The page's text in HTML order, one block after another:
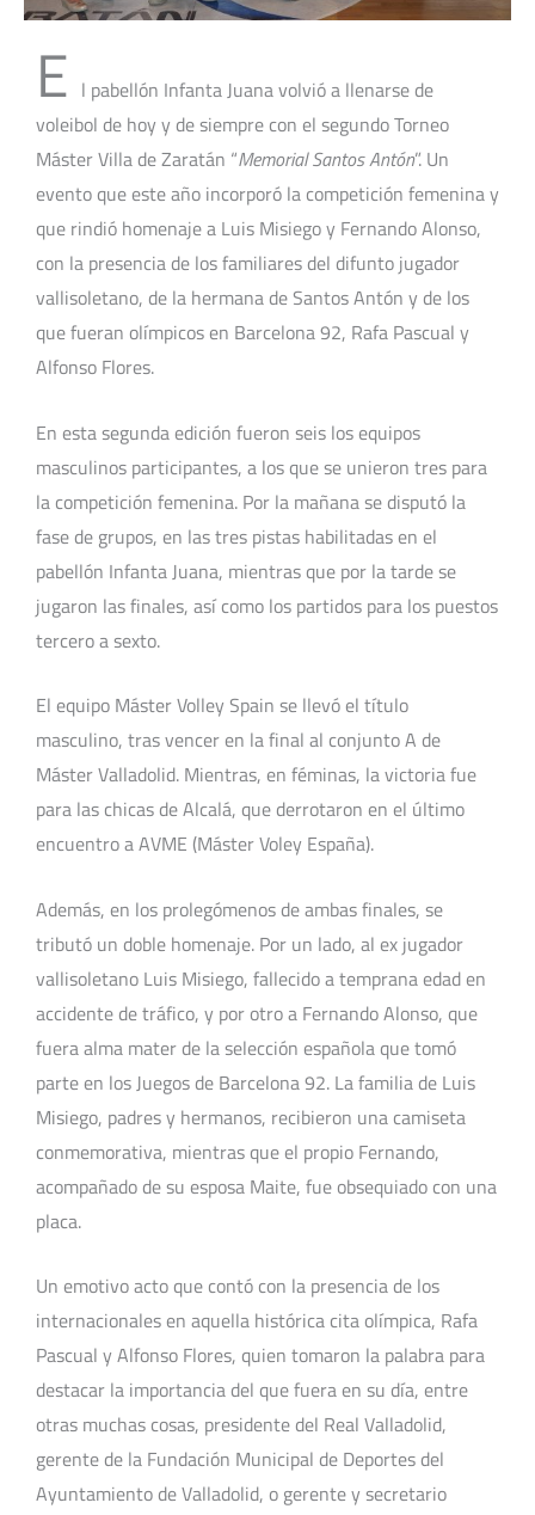
E l pabellón Infanta Juana volvió a llenarse de
voleibol de hoy y de siempre con el segundo Torneo
Máster Villa de Zaratán “Memorial Santos Antón”. Un
evento que este año incorporó la competición femenina y
que rindió homenaje a Luis Misiego y Fernando Alonso,
con la presencia de los familiares del difunto jugador
vallisoletano, de la hermana de Santos Antón y de los
que fueran olímpicos en Barcelona 92, Rafa Pascual y
Alfonso Flores.
En esta segunda edición fueron seis los equipos
masculinos participantes, a los que se unieron tres para
la competición femenina. Por la mañana se disputó la
fase de grupos, en las tres pistas habilitadas en el
pabellón Infanta Juana, mientras que por la tarde se
jugaron las finales, así como los partidos para los puestos
tercero a sexto.
El equipo Máster Volley Spain se llevó el título
masculino, tras vencer en la final al conjunto A de
Máster Valladolid. Mientras, en féminas, la victoria fue
para las chicas de Alcalá, que derrotaron en el último
encuentro a AVME (Máster Voley España).
Además, en los prolegómenos de ambas finales, se
tributó un doble homenaje. Por un lado, al ex jugador
vallisoletano Luis Misiego, fallecido a temprana edad en
accidente de tráfico, y por otro a Fernando Alonso, que
fuera alma mater de la selección española que tomó
parte en los Juegos de Barcelona 92. La familia de Luis
Misiego, padres y hermanos, recibieron una camiseta
conmemorativa, mientras que el propio Fernando,
acompañado de su esposa Maite, fue obsequiado con una
placa.
Un emotivo acto que contó con la presencia de los
internacionales en aquella histórica cita olímpica, Rafa
Pascual y Alfonso Flores, quien tomaron la palabra para
destacar la importancia del que fuera en su día, entre
otras muchas cosas, presidente del Real Valladolid,
gerente de la Fundación Municipal de Deportes del
Ayuntamiento de Valladolid, o gerente y secretario